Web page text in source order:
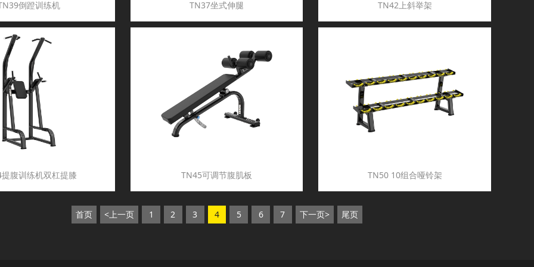
倒蹬训练机 TN37坐式伸腿 TN42上斜举架
腹训练机双杠提膝 TN45可调节腹肌板 TN50 10组合哑铃架
首页 <上一页 1 2 3 4 5 6 7 下一页> 尾页